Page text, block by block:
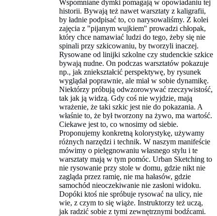
Wspomniane dymki pomagają w opowiadaniu tej
historii. Bywają też nawet warsztaty z kaligrafii,
by ładnie podpisać to, co narysowaliśmy. Z kolei
zajęcia z "pijanym wujkiem" prowadzi chłopak,
który chce namawiać ludzi do tego, żeby się nie
spinali przy szkicowaniu, by tworzyli inaczej.
Rysowane od linijki szkolne czy studenckie szkice
bywają nudne. On podczas warsztatów pokazuje
np., jak zniekształcić perspektywę, by rysunek
wyglądał poprawnie, ale miał w sobie dynamikę.
Niektórzy próbują odwzorowywać rzeczywistość,
tak jak ją widzą. Gdy coś nie wyjdzie, mają
wrażenie, że taki szkic jest nie do pokazania. A
właśnie to, że był tworzony na żywo, ma wartość.
Ciekawe jest to, co wnosimy od siebie.
Proponujemy konkretną kolorystykę, używamy
różnych narzędzi i technik. W naszym manifeście
mówimy o pielęgnowaniu własnego stylu i te
warsztaty mają w tym pomóc. Urban Sketching to
nie rysowanie przy stole w domu, gdzie nikt nie
zagląda przez ramię, nie ma hałasów, gdzie
samochód nieoczekiwanie nie zasłoni widoku.
Dopóki ktoś nie spróbuje rysować na ulicy, nie
wie, z czym to się wiąże. Instruktorzy też uczą,
jak radzić sobie z tymi zewnętrznymi bodźcami.